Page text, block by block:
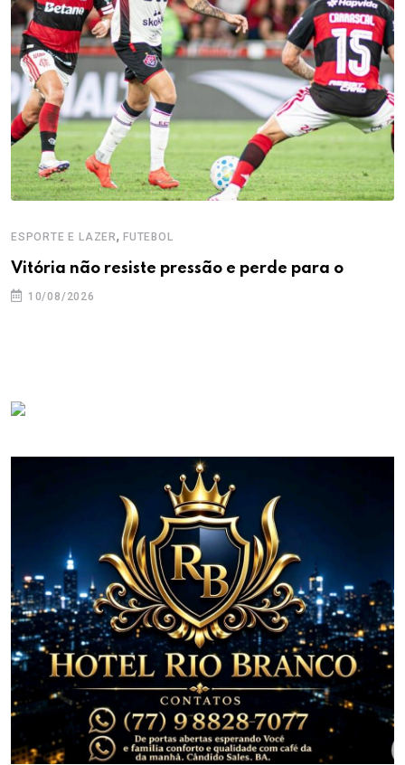
ESPORTE E LAZER, FUTEBOL
Vitória não resiste pressão e perde para o
10/08/2026